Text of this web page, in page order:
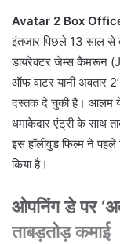
Avatar 2 Box
इंतजार पिछले 13 साल से
डायरेक्टर जेम्स कैमरून
ऑफ वाटर यानी अवतार
दस्तक दे चुकी है। आलम ये
धमाकेदार एंट्री के साथ
इस हॉलीवुड फिल्म ने
किया है।
ओपनिंग डे पर
ताबड़तोड़ कमाई